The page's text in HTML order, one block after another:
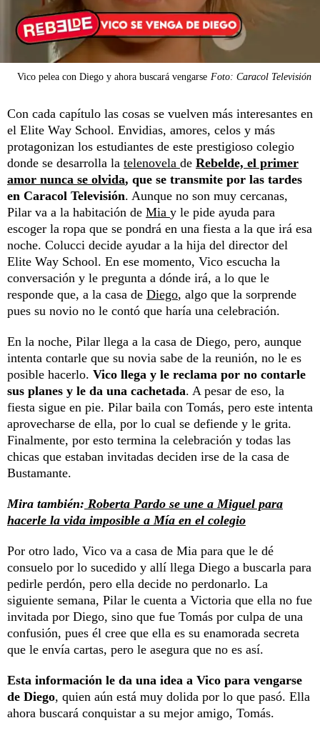
Vico pelea con Diego y ahora buscará vengarse Foto: Caracol Televisión
Con cada capítulo las cosas se vuelven más interesantes en
el Elite Way School. Envidias, amores, celos y más
protagonizan los estudiantes de este prestigioso colegio
donde se desarrolla la telenovela de Rebelde, el primer
amor nunca se olvida, que se transmite por las tardes
en Caracol Televisión. Aunque no son muy cercanas,
Pilar va a la habitación de Mia y le pide ayuda para
escoger la ropa que se pondrá en una fiesta a la que irá esa
noche. Colucci decide ayudar a la hija del director del
Elite Way School. En ese momento, Vico escucha la
conversación y le pregunta a dónde irá, a lo que le
responde que, a la casa de Diego, algo que la sorprende
pues su novio no le contó que haría una celebración.
En la noche, Pilar llega a la casa de Diego, pero, aunque
intenta contarle que su novia sabe de la reunión, no le es
posible hacerlo. Vico llega y le reclama por no contarle
sus planes y le da una cachetada. A pesar de eso, la
fiesta sigue en pie. Pilar baila con Tomás, pero este intenta
aprovecharse de ella, por lo cual se defiende y le grita.
Finalmente, por esto termina la celebración y todas las
chicas que estaban invitadas deciden irse de la casa de
Bustamante.
Mira también: Roberta Pardo se une a Miguel para
hacerle la vida imposible a Mía en el colegio
Por otro lado, Vico va a casa de Mia para que le dé
consuelo por lo sucedido y allí llega Diego a buscarla para
pedirle perdón, pero ella decide no perdonarlo. La
siguiente semana, Pilar le cuenta a Victoria que ella no fue
invitada por Diego, sino que fue Tomás por culpa de una
confusión, pues él cree que ella es su enamorada secreta
que le envía cartas, pero le asegura que no es así.
Esta información le da una idea a Vico para vengarse
de Diego, quien aún está muy dolida por lo que pasó. Ella
ahora buscará conquistar a su mejor amigo, Tomás.